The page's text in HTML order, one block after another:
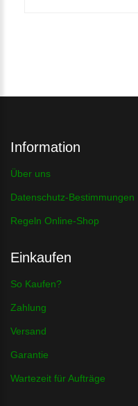
Information
Über uns
Datenschutz-Bestimmungen
Regeln Online-Shop
Einkaufen
So Kaufen?
Zahlung
Versand
Garantie
Wartezeit für Aufträge